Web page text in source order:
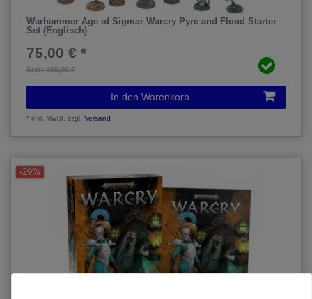
Warhammer Age of Sigmar Warcry Pyre and Flood Starter
Set (Englisch)
Statt 105,00 €
75,00 € *
In den Warenkorb
*inkl. MwSt. zzgl.Versand
-29%